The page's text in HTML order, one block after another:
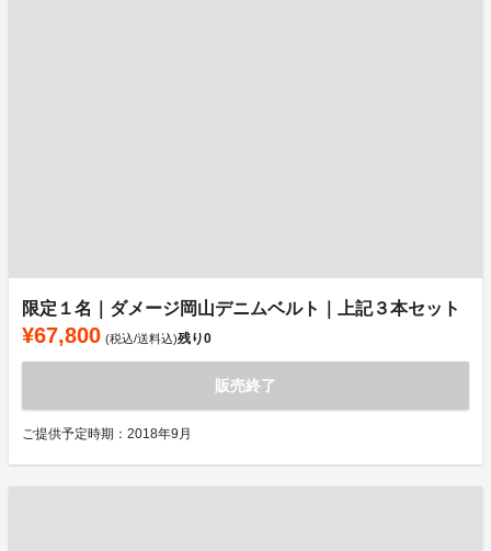
限定１名｜ダメージ岡山デニムベルト｜上記３本セット
¥67,800 (税込/送料込)残り0
販売終了
ご提供予定時期：2018年9月